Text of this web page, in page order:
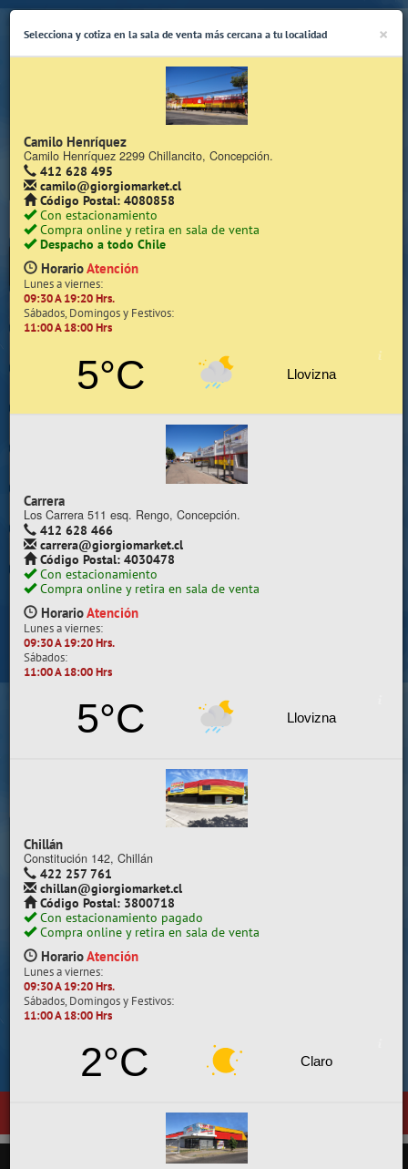
(Whatsapp Sólo de Lunes a Viernes de 08:15 a 17:45)
Quiénes somos
Trabaje con nosotros
Contacto | Reclamos
Preguntas Frecuentes
Sugererir productos
Su compra se realizará en la sala de ventas
Camilo Henríquez
Información de la sala
412 628 495
camilo@giorgiomarket.cl
Abierto
Lunes a viernes:
VER SALA EN MAPA
SALAS DE VENTA
nueva sala de ventas enTemuco, ubicada en General Pedro
×
Selecciona y cotiza en la sala de venta más cercana a tu localidad
Camilo Henríquez
Camilo Henríquez 2299 Chillancito, Concepción.
412 628 495
camilo@giorgiomarket.cl
Código Postal: 4080858
Con estacionamiento
Compra online y retira en sala de venta
Despacho a todo Chile
HorarioAtención
Lunes a viernes:
09:30 A 19:20 Hrs.
Sábados, Domingos y Festivos:
11:00 A 18:00 Hrs
5°C Llovizna
Carrera
Los Carrera 511 esq. Rengo, Concepción.
412 628 466
carrera@giorgiomarket.cl
Código Postal: 4030478
Con estacionamiento
Compra online y retira en sala de venta
HorarioAtención
Lunes a viernes:
09:30 A 19:20 Hrs.
Sábados:
11:00 A 18:00 Hrs
5°C Llovizna
Chillán
Constitución 142, Chillán
422 257 761
chillan@giorgiomarket.cl
Código Postal: 3800718
Con estacionamiento pagado
Compra online y retira en sala de venta
HorarioAtención
Lunes a viernes:
09:30 A 19:20 Hrs.
Sábados, Domingos y Festivos:
11:00 A 18:00 Hrs
2°C Claro